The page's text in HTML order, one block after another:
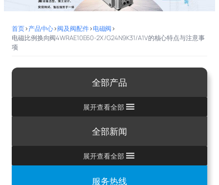
首页>产品中心>阀及阀配件>电磁阀>
电磁比例换向阀4WRAE10E60-2X/G24N9K31/A1V的核心特点与注意事
项
全部产品
展开查看全部
全部新闻
展开查看全部
服务热线